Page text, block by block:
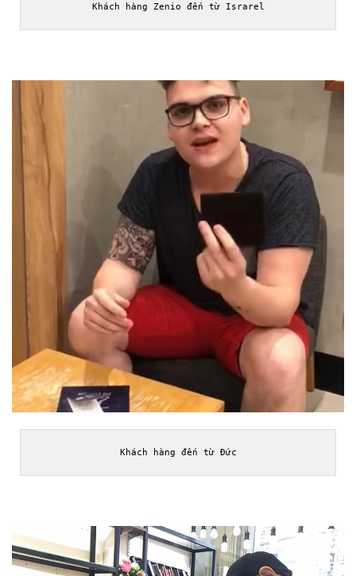
Khách hàng Zenio đến từ Israrel
Khách hàng đến từ Đức